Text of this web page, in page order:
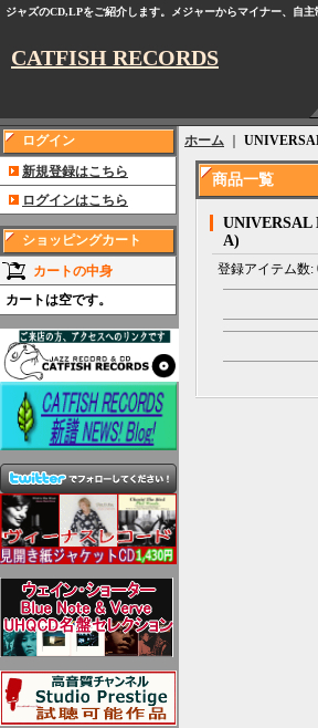
ジャズのCD,LPをご紹介します。メジャーからマイナー、自
CATFISH RECORDS
ログイン
新規登録はこちら
ログインはこちら
ショッピングカート
カートの中身
カートは空です。
ホーム
商品一覧
UNIVERSAL
A)
登録アイテム数: